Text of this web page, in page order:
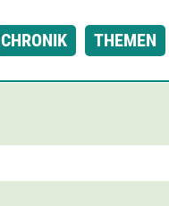
CHRONIK THEMEN